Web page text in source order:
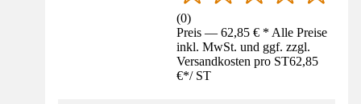
(0)
Preis — 62,85 € * Alle Preise
inkl. MwSt. und ggf. zzgl.
Versandkosten pro ST62,85
€*/ ST